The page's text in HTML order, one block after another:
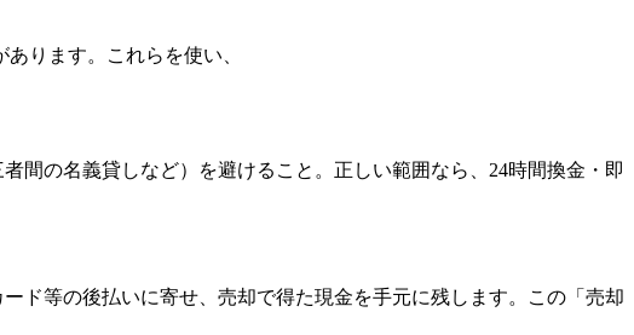
ります。これらを使い、
間の名義貸しなど）を避けること。正しい範囲なら、24時間換金・即
ド等の後払いに寄せ、売却で得た現金を手元に残します。この「売却